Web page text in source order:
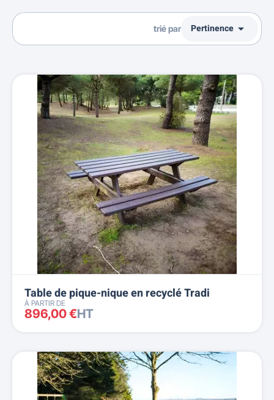
trié par Pertinence 
Nom, A à Z
Nom, Z à A
Prix, croissant
Prix, décroissant
Reference, A to Z
Reference, Z to A
Table de pique-nique en recyclé Tradi
À PARTIR DE
896,00 €HT